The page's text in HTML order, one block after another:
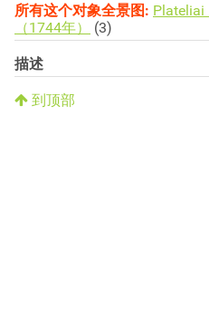
所有这个对象全景图:
（1744年）
(3)
描述
到顶部